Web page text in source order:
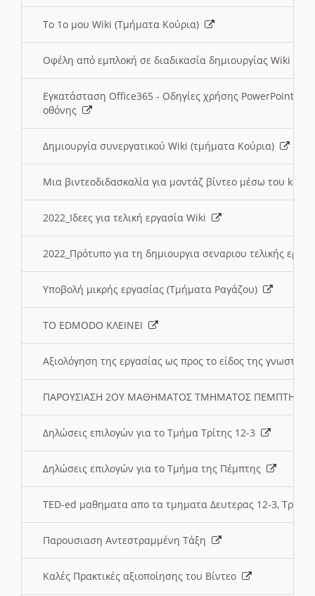
Το 1ο μου Wiki (Τμήματα Κούρια)
Οφέλη από εμπλοκή σε διαδικασία δημιουργίας Wiki
Εγκατάσταση Office365 - Οδηγίες χρήσης PowerPoint
οθόνης
Δημιουργία συνεργατικού Wiki (τμήματα Κούρια)
Μια βιντεοδιδασκαλία για μοντάζ βίντεο μέσω του
2022_Ιδεες για τελική εργασία Wiki
2022_Πρότυπο για τη δημιουργια σεναριου τελικής
Υποβολή μικρής εργασίας (Τμήματα Ραγάζου)
ΤΟ EDMODO ΚΛΕΙΝΕΙ
Αξιολόγηση της εργασίας ως προς το είδος της
ΠΑΡΟΥΣΙΑΣΗ 2ΟΥ ΜΑΘΗΜΑΤΟΣ ΤΜΗΜΑΤΟΣ
Δηλώσεις επιλογών για το Τμήμα Τρίτης 12-3
Δηλώσεις επιλογών για το Τμήμα της Πέμπτης
TED-ed μαθηματα απο τα τμηματα Δευτερας 12-3,
Παρουσιαση Αντεστραμμένη Τάξη
Καλές Πρακτικές αξιοποίησης του Βίντεο